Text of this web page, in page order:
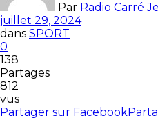
Par Radio Carré
juillet 29, 2024
dans SPORT
0
138
Partages
812
vus
Partager sur Facebook